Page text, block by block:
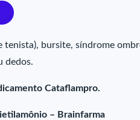
tenista), bursite, síndrome
dedos.
Cataflampro.
– Brainfarma